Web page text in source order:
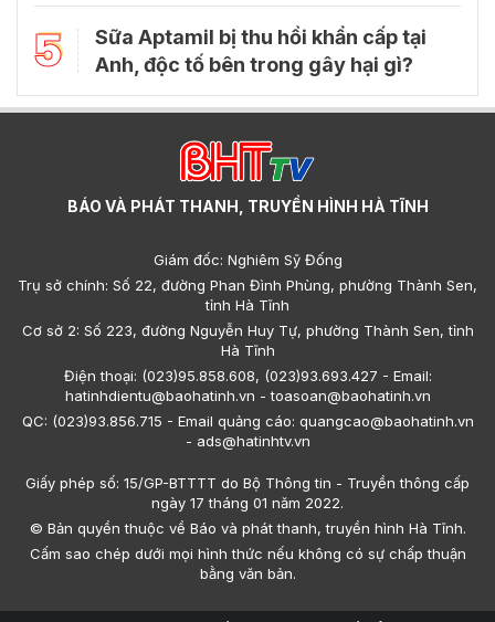
5
Sữa Aptamil bị thu hồi khẩn cấp tại
Anh, độc tố bên trong gây hại gì?
BÁO VÀ PHÁT THANH, TRUYỀN HÌNH HÀ TĨNH
Giám đốc: Nghiêm Sỹ Đống
Trụ sở chính: Số 22, đường Phan Đình Phùng, phường Thành Sen,
tỉnh Hà Tĩnh
Cơ sở 2: Số 223, đường Nguyễn Huy Tự, phường Thành Sen, tỉnh
Hà Tĩnh
Điện thoại: (023)95.858.608, (023)93.693.427 - Email:
hatinhdientu@baohatinh.vn - toasoan@baohatinh.vn
QC: (023)93.856.715 - Email quảng cáo: quangcao@baohatinh.vn
- ads@hatinhtv.vn
Giấy phép số: 15/GP-BTTTT do Bộ Thông tin - Truyền thông cấp
ngày 17 tháng 01 năm 2022.
© Bản quyền thuộc về Báo và phát thanh, truyền hình Hà Tĩnh.
Cấm sao chép dưới mọi hình thức nếu không có sự chấp thuận
bằng văn bản.